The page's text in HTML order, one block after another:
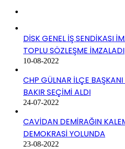
DİSK GENEL İŞ SENDİKASI
TOPLU SÖZLEŞME İMZALADI
10-08-2022
CHP GÜLNAR İLÇE
BAKIR SEÇİMİ ALDI
24-07-2022
CAVİDAN DEMİRAĞIN
DEMOKRASİ YOLUNDA
23-08-2022